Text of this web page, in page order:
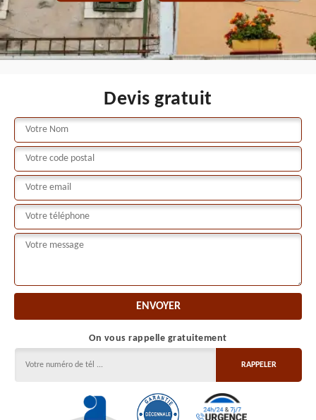
Devis gratuit
On vous rappelle gratuitement